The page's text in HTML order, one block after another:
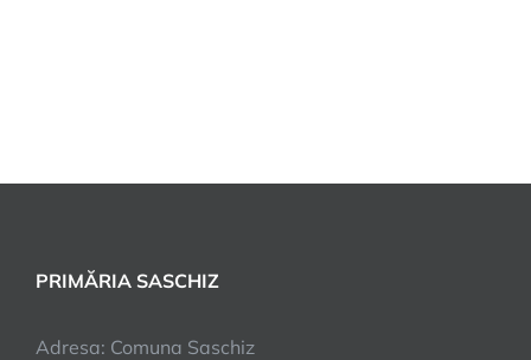
PRIMĂRIA SASCHIZ
Adresa: Comuna Saschiz